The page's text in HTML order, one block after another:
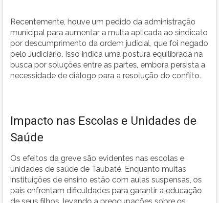
Recentemente, houve um pedido da administração
municipal para aumentar a multa aplicada ao sindicato
por descumprimento da ordem judicial, que foi negado
pelo Judiciário. Isso indica uma postura equilibrada na
busca por soluções entre as partes, embora persista a
necessidade de diálogo para a resolução do conflito.
Impacto nas Escolas e Unidades de
Saúde
Os efeitos da greve são evidentes nas escolas e
unidades de saúde de Taubaté. Enquanto muitas
instituições de ensino estão com aulas suspensas, os
pais enfrentam dificuldades para garantir a educação
de seus filhos, levando a preocupações sobre os